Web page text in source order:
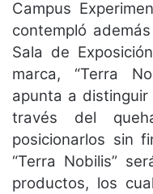
Campus
contempló
Sala de
marca, “Terra
apunta a
través del
posicionarlos sin
“Terra Nobilis”
productos, los